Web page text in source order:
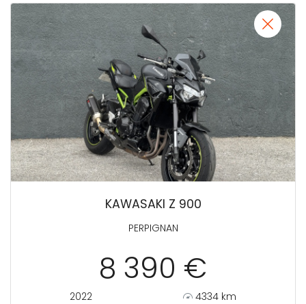
KAWASAKI Z 900
PERPIGNAN
8 390 €
2022 4334 km